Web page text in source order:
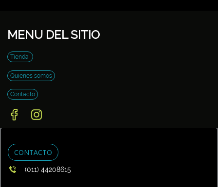
MENU DEL SITIO
Tienda
Quienes somos
Contacto
CONTACTO
(011) 44208615